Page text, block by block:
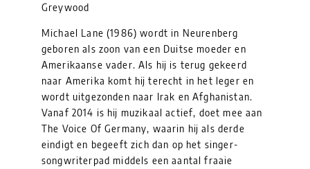
Greywood
Michael Lane (1986) wordt in Neurenberg
geboren als zoon van een Duitse moeder en
Amerikaanse vader. Als hij is terug gekeerd
naar Amerika komt hij terecht in het leger en
wordt uitgezonden naar Irak en Afghanistan.
Vanaf 2014 is hij muzikaal actief, doet mee aan
The Voice Of Germany, waarin hij als derde
eindigt en begeeft zich dan op het singer-
songwriterpad middels een aantal fraaie